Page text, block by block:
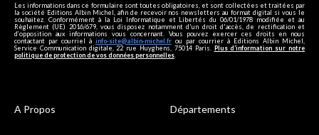
Les informations dans ce formulaire sont toutes obligatoires, et sont collectées et traitées par
la société Editions Albin Michel, afin de recevoir nos newsletters au format digital si vous le
souhaitez. Conformément à la Loi Informatique et Libertés du 06/01/1978 modifiée et au
Règlement (UE) 2016/679, vous disposez notamment d'un droit d'accès, de rectification et
d’opposition aux informations vous concernant. Vous pouvez exercer ces droits en nous
contactant par courriel à info-site@albin-michel.fr ou par courrier à Editions Albin Michel,
Service Communication digitale, 22 rue Huyghens, 75014 Paris. Plus d’information sur notre
politique de protection de vos données personnelles
A Propos Départements